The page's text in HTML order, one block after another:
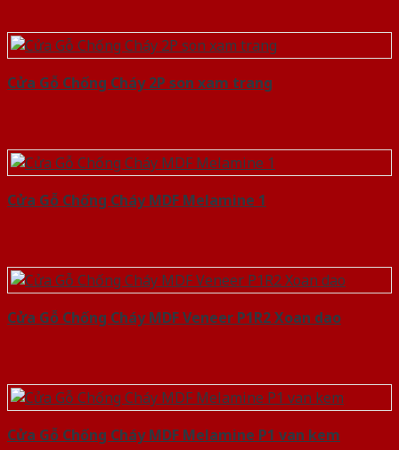
Cửa Gỗ Chống Cháy 2P son xam trang
Cửa Gỗ Chống Cháy MDF Melamine 1
Cửa Gỗ Chống Cháy MDF Veneer P1R2 Xoan dao
Cửa Gỗ Chống Cháy MDF Melamine P1 van kem